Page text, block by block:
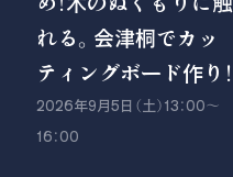
れる。会津桐でカッ
ティングボード作り！
2026年9月5日（土）13：00〜
16：00